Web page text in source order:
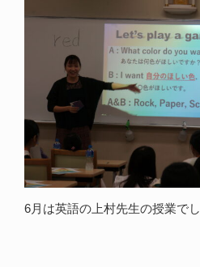
6月は英語の上村先生の授業でし